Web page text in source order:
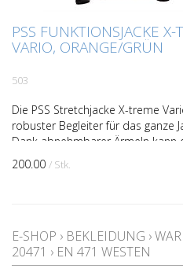
PSS FUNKTIONSJACKE X-
VARIO, ORANGE/GRÜN
503
Die PSS Stretchjacke X-treme
robuster Begleiter für das ganze
Dank abnehmbarer Ärmeln kann
auch als Weste getragen werden.
Jacke wer...
200.00 / Stk.
E-SHOP › BEKLEIDUNG ›
20471 › EN 471 WESTEN